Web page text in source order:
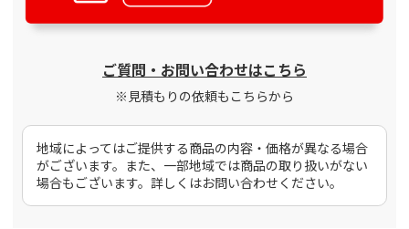
ご質問・お問い合わせはこちら
※見積もりの依頼もこちらから
地域によってはご提供する商品の内容・価格が異なる場合
がございます。また、一部地域では商品の取り扱いがない
場合もございます。詳しくはお問い合わせください。